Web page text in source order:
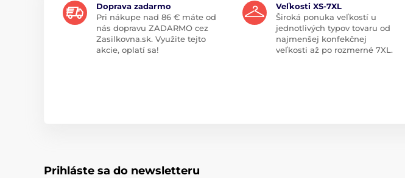
Doprava zadarmo
Pri nákupe nad 86 € máte od
nás dopravu ZADARMO cez
Zasilkovna.sk. Využite tejto
akcie, oplatí sa!
Veľkosti XS-7XL
Široká ponuka veľkostí u
jednotlivých typov tovaru od
najmenšej konfekčnej
veľkosti až po rozmerné 7XL.
Prihláste sa do newsletteru